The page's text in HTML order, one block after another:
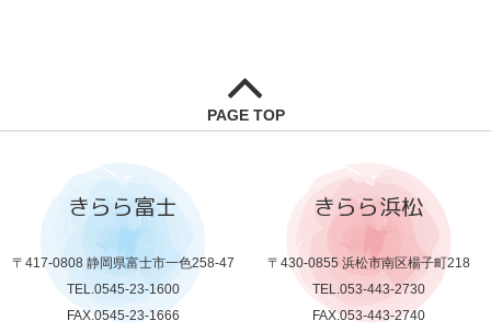
PAGE TOP
きらら富士
〒417-0808 静岡県富士市一色258-47
TEL.0545-23-1600
FAX.0545-23-1666
きらら浜松
〒430-0855 浜松市南区楊子町218
TEL.053-443-2730
FAX.053-443-2740